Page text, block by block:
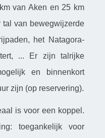
van Aken en 25 km
van bewegwijzerde
het Natagora-
... Er zijn talrijke
en binnenkort
zijn (op reservering).
is voor een koppel.
toegankelijk voor